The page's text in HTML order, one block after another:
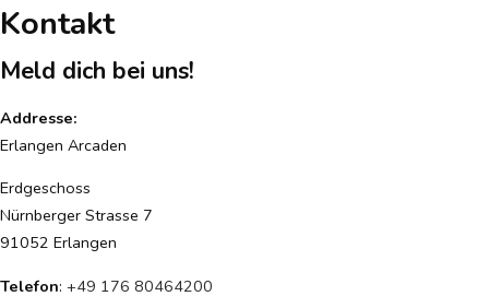
Kontakt
Meld dich bei uns!
Addresse:
Erlangen Arcaden
Erdgeschoss
Nürnberger Strasse 7
91052 Erlangen
Telefon: +49 176 80464200